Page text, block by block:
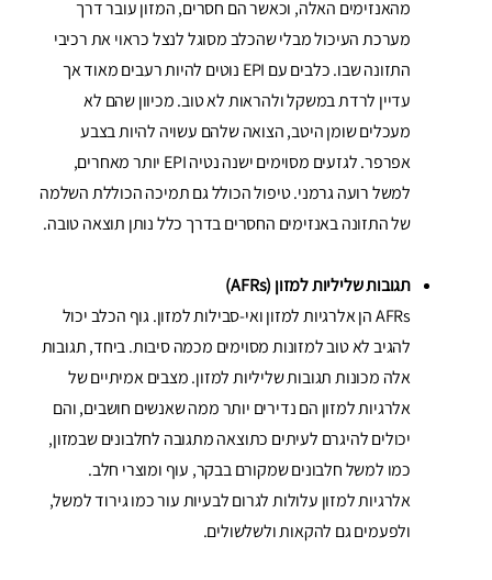
מהאנזימים האלה, וכאשר הם חסרים, המזון עובר דרך
מערכת העיכול מבלי שהכלב מסוגל לנצל כראוי את רכיבי
התזונה שבו. כלבים עם EPI נוטים להיות רעבים מאוד אך
עדיין לרדת במשקל ולהראות לא טוב. מכיוון שהם לא
מעכלים שומן היטב, הצואה שלהם עשויה להיות בצבע
אפרפר. לגזעים מסוימים ישנה נטיה EPI יותר מאחרים,
למשל רועה גרמני. טיפול הכולל גם תמיכה הכוללת השלמה
של התזונה באנזימים החסרים בדרך כלל נותן תוצאה טובה.
תגובות שליליות למזון (AFRs)
AFRs הן אלרגיות למזון ואי-סבילות למזון. גוף הכלב יכול
להגיב לא טוב למזונות מסוימים מכמה סיבות. ביחד, תגובות
אלה מכונות תגובות שליליות למזון. מצבים אמיתיים של
אלרגיות למזון הם נדירים יותר ממה שאנשים חושבים, והם
יכולים להיגרם לעיתים כתוצאה מתגובה לחלבונים שבמזון,
כמו למשל חלבונים שמקורם בבקר, עוף ומוצרי חלב.
אלרגיות למזון עלולות לגרום לבעיות עור כמו גירוד למשל,
ולפעמים גם להקאות ולשלשולים.